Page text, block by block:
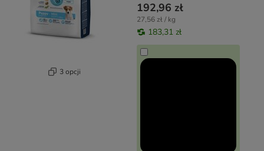
3 opcji
192,96 zł
27,56 zł / kg
183,31 zł